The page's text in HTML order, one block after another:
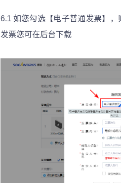
6.1 如您勾选【电子普通发票】
发票您可在后台下载